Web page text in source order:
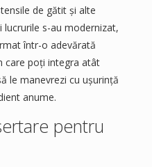
de gătit și alte
lucrurile s-au modernizat,
într-o adevărată
care poți integra atât
le manevrezi cu ușurință
anume.
pentru